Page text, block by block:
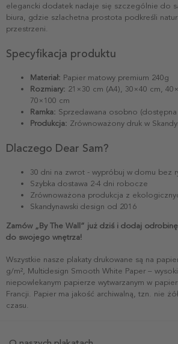
elegancki dodatek nadaje się szczególnie do
biura, gdzie szlachetna prostota podkreśli
przestrzeni.
Specyfikacja produktu
Materiał: Papier matowy premium 240g
Rozmiary: 21×30 cm (A4), 30×40 cm,
70×100 cm
Ramka: Sprzedawana osobno
Produkcja: Zrównoważony druk w
Dlaczego Dear Sam?
30 dni na zwrot - wypróbuj w domu bez
Szybka dostawa 2-4 dni robocze
Zrównoważona produkcja z
Skandynawski design od 2016
Zamów „By The Wall” już dziś i dodaj
do swojego wnętrza!
Wszystkie nasze plakaty drukowane są na
g/m², Multidesign Smooth White Paper –
niepowlekanym papierze wytwarzanym w
Francji. Papier ma jakość archiwalną, tzn. nie
czasu.